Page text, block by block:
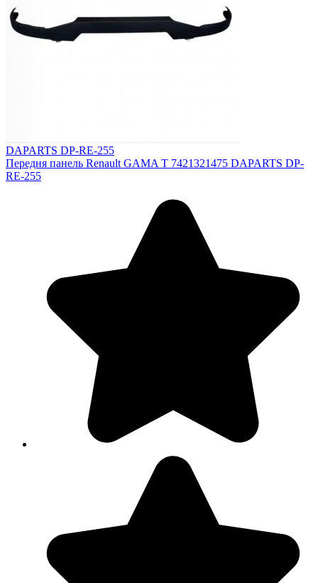
DAPARTS DP-RE-255
Передня панель Renault GAMA T 7421321475 DAPARTS DP-
RE-255